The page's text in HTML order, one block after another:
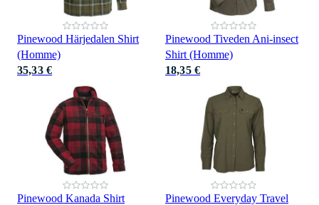
Pinewood Härjedalen Shirt
(Homme)
35,33 €
Pinewood Tiveden Ani-insect
Shirt (Homme)
18,35 €
Pinewood Kanada Shirt
Pinewood Everyday Travel